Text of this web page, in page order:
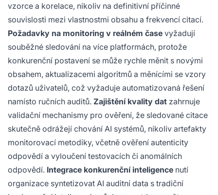
vzorce a korelace, nikoliv na definitivní příčinné
souvislosti mezi vlastnostmi obsahu a frekvencí citací.
Požadavky na monitoring v reálném čase vyžadují
souběžné sledování na více platformách, protože
konkurenční postavení se může rychle měnit s novými
obsahem, aktualizacemi algoritmů a měnícími se vzory
dotazů uživatelů, což vyžaduje automatizovaná řešení
namísto ručních auditů. Zajištění kvality dat zahrnuje
validační mechanismy pro ověření, že sledované citace
skutečně odrážejí chování AI systémů, nikoliv artefakty
monitorovací metodiky, včetně ověření autenticity
odpovědí a vyloučení testovacích či anomálních
odpovědí. Integrace konkurenční inteligence nutí
organizace syntetizovat AI auditní data s tradiční